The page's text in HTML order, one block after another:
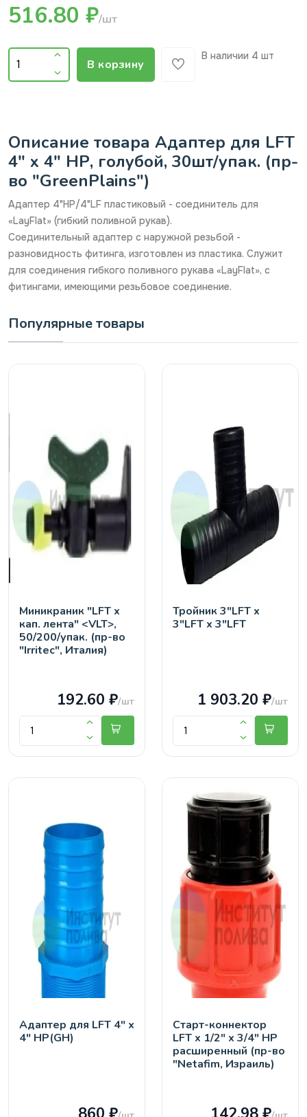
516.80 ₽/шт
В корзину
В наличии 4 шт
Описание товара Адаптер для LFT
4" х 4" НР, голубой, 30шт/упак. (пр-
во "GreenPlains")
Адаптер 4"НР/4"LF пластиковый - соединитель для
«LayFlat» (гибкий поливной рукав).
Соединительный адаптер с наружной резьбой -
разновидность фитинга, изготовлен из пластика. Служит
для соединения гибкого поливного рукава «LayFlat», с
фитингами, имеющими резьбовое соединение.
Популярные товары
Миникраник "LFT х
кап. лента" <VLT>,
50/200/упак. (пр-во
"Irritec", Италия)
192.60 ₽/шт
Тройник 3"LFT х
3"LFT х 3"LFT
1 903.20 ₽/шт
Адаптер для LFT 4" х
4" НР(GH)
Старт-коннектор
LFT х 1/2" х 3/4" НР
расширенный (пр-во
"Netafim, Израиль)